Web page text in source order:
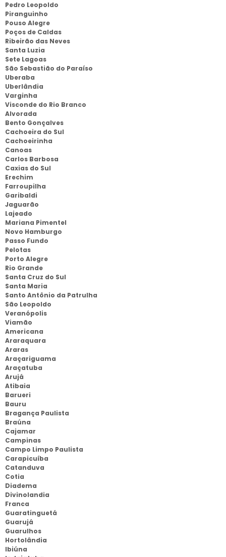
Pedro Leopoldo
Piranguinho
Pouso Alegre
Poços de Caldas
Ribeirão das Neves
Santa Luzia
Sete Lagoas
São Sebastião do Paraíso
Uberaba
Uberlândia
Varginha
Visconde do Rio Branco
Alvorada
Bento Gonçalves
Cachoeira do Sul
Cachoeirinha
Canoas
Carlos Barbosa
Caxias do Sul
Erechim
Farroupilha
Garibaldi
Jaguarão
Lajeado
Mariana Pimentel
Novo Hamburgo
Passo Fundo
Pelotas
Porto Alegre
Rio Grande
Santa Cruz do Sul
Santa Maria
Santo Antônio da Patrulha
São Leopoldo
Veranópolis
Viamão
Americana
Araraquara
Araras
Araçariguama
Araçatuba
Arujá
Atibaia
Barueri
Bauru
Bragança Paulista
Braúna
Cajamar
Campinas
Campo Limpo Paulista
Carapicuíba
Catanduva
Cotia
Diadema
Divinolandia
Franca
Guaratinguetá
Guarujá
Guarulhos
Hortolândia
Ibiúna